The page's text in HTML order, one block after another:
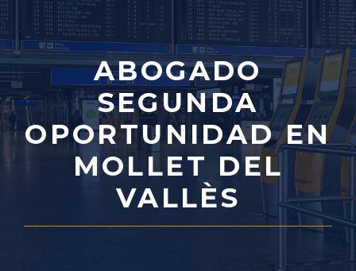
ABOGADO
SEGUNDA
OPORTUNIDAD EN
MOLLET DEL
VALLÈS